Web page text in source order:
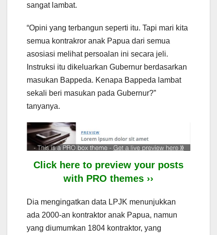
sangat lambat.
“Opini yang terbangun seperti itu. Tapi mari kita
semua kontrakror anak Papua dari semua
asosiasi melihat persoalan ini secara jeli.
Instruksi itu dikeluarkan Gubernur berdasarkan
masukan Bappeda. Kenapa Bappeda lambat
sekali beri masukan pada Gubernur?”
tanyanya.
Click here to preview your posts
with PRO themes ››
Dia mengingatkan data LPJK menunjukkan
ada 2000-an kontraktor anak Papua, namun
yang diumumkan 1804 kontraktor, yang